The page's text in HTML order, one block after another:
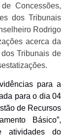
Concessões,
dos Tribunais
Rodrigo
acerca da
Tribunais de
para a
para o dia 04
de Recursos
Básico”,
atividades do